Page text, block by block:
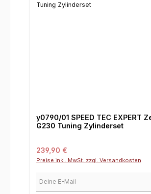
y0790/01 SPEED TEC EXPERT
G230 Tuning Zylinderset
Regulärer Preis:
239,90 €
Preise inkl. MwSt. zzgl. Versandkosten